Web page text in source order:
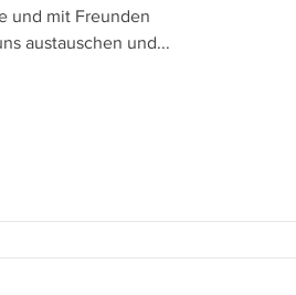
und mit Freunden
austauschen und...